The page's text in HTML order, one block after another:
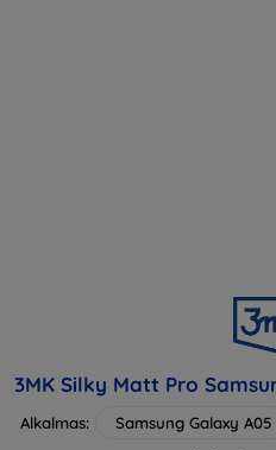
3MK Silky Matt Pro
Alkalmas: Samsung Galaxy A05